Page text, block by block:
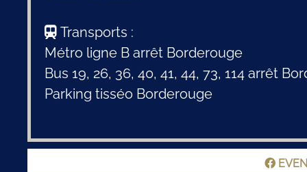
Transports :
Métro ligne B arrêt Borderouge
Bus 19, 26, 36, 40, 41, 44, 73, 114 arrêt
Parking tisséo Borderouge